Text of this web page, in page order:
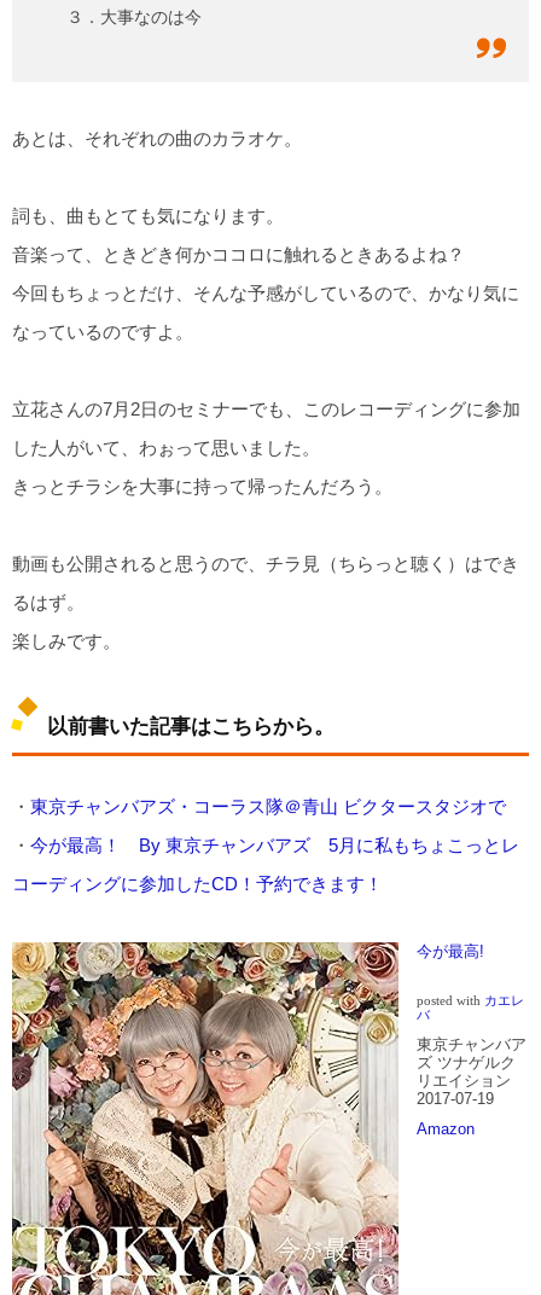
３．大事なのは今
あとは、それぞれの曲のカラオケ。
詞も、曲もとても気になります。
音楽って、ときどき何かココロに触れるときあるよね？
今回もちょっとだけ、そんな予感がしているので、かなり気に
なっているのですよ。
立花さんの7月2日のセミナーでも、このレコーディングに参加
した人がいて、わぉって思いました。
きっとチラシを大事に持って帰ったんだろう。
動画も公開されると思うので、チラ見（ちらっと聴く）はでき
るはず。
楽しみです。
以前書いた記事はこちらから。
・ 東京チャンバアズ・コーラス隊＠青山 ビクタースタジオで
・ 今が最高！ By 東京チャンバアズ 5月に私もちょこっとレ
コーディングに参加したCD！予約できます！
今が最高!
posted with カエレ
バ
東京チャンバア
ズ ツナゲルク
リエイション
2017-07-19
Amazon